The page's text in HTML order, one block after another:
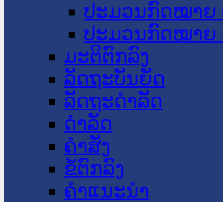
ປະມວນກົດໝາຍ
ປະມວນກົດໝາຍ
ມະຕິຕົກລົງ
ລັດຖະບັນຍັດ
ລັດຖະດໍາລັດ
ດໍາລັດ
ຄໍາສັ່ງ
ຂໍ້ຕົກລົງ
ຄໍາແນະນໍາ